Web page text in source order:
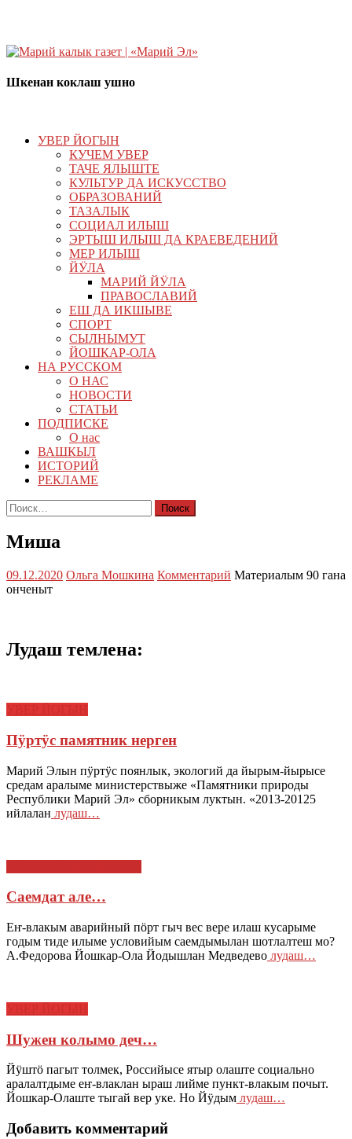
Шкенан коклаш ушно
УВЕР ЙОГЫН
КУЧЕМ УВЕР
ТАЧЕ ЯЛЫШТЕ
КУЛЬТУР ДА ИСКУССТВО
ОБРАЗОВАНИЙ
ТАЗАЛЫК
СОЦИАЛ ИЛЫШ
ЭРТЫШ ИЛЫШ ДА КРАЕВЕДЕНИЙ
МЕР ИЛЫШ
ЙӰЛА
МАРИЙ ЙӰЛА
ПРАВОСЛАВИЙ
ЕШ ДА ИКШЫВЕ
СПОРТ
СЫЛНЫМУТ
ЙОШКАР-ОЛА
НА РУССКОМ
О НАС
НОВОСТИ
СТАТЬИ
ПОДПИСКЕ
О нас
ВАШКЫЛ
ИСТОРИЙ
РЕКЛАМЕ
Найти:
Миша
09.12.2020 Ольга Мошкина Комментарий Материалым 90 гана
онченыт
Лудаш темлена:
Пӱртӱс памятник нерген
Марий Элын пӱртӱс поянлык, экологий да йырым-йырысе
средам аралыме министерствыже «Памятники природы
Республики Марий Эл» сборникым луктын. «2013-20125
ийлалан лудаш…
Саемдат але…
Еҥ-влакым аварийный пӧрт гыч вес вере илаш кусарыме
годым тиде илыме условийым саемдымылан шотлалтеш мо?
А.Федорова Йошкар-Ола Йодышлан Медведево лудаш…
Шужен колымо деч…
Йӱштӧ пагыт толмек, Российысе ятыр олаште социально
аралалтдыме еҥ-влаклан ыраш лийме пункт-влакым почыт.
Йошкар-Олаште тыгай вер уке. Но Йӱдым лудаш…
Добавить комментарий